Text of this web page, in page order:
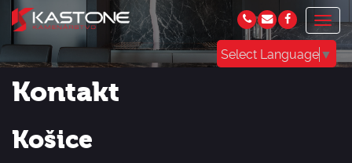
Select Language ▼
Kontakt
Košice